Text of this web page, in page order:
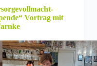
Vortrag mit